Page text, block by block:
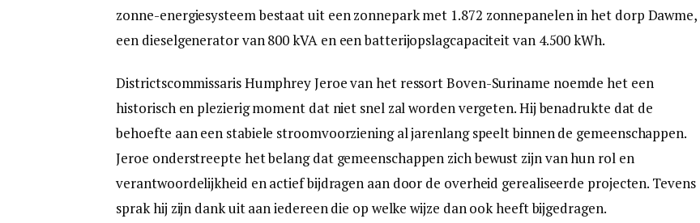
zonne-energiesysteem bestaat uit een zonnepark met 1.872 zonnepanelen in het dorp Dawme,
een dieselgenerator van 800 kVA en een batterijopslagcapaciteit van 4.500 kWh.
Districtscommissaris Humphrey Jeroe van het ressort Boven-Suriname noemde het een
historisch en plezierig moment dat niet snel zal worden vergeten. Hij benadrukte dat de
behoefte aan een stabiele stroomvoorziening al jarenlang speelt binnen de gemeenschappen.
Jeroe onderstreepte het belang dat gemeenschappen zich bewust zijn van hun rol en
verantwoordelijkheid en actief bijdragen aan door de overheid gerealiseerde projecten. Tevens
sprak hij zijn dank uit aan iedereen die op welke wijze dan ook heeft bijgedragen.